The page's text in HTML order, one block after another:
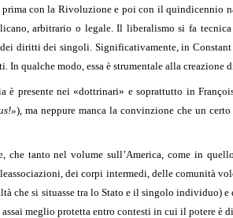
prima con la Rivoluzione e poi con il quindicennio
arbitrario o legale. Il liberalismo si fa
diritti dei singoli. Significativamente, in
qualche modo, essa è strumentale alla
presente nei «dottrinari» e soprattutto in
), ma neppure manca la convinzione che un
che tanto nel volume sull’America, come in
associazioni ,dei corpi intermedi, delle comunità
che si situasse tra lo Stato e il singolo
meglio protetta entro contesti in cui il potere è